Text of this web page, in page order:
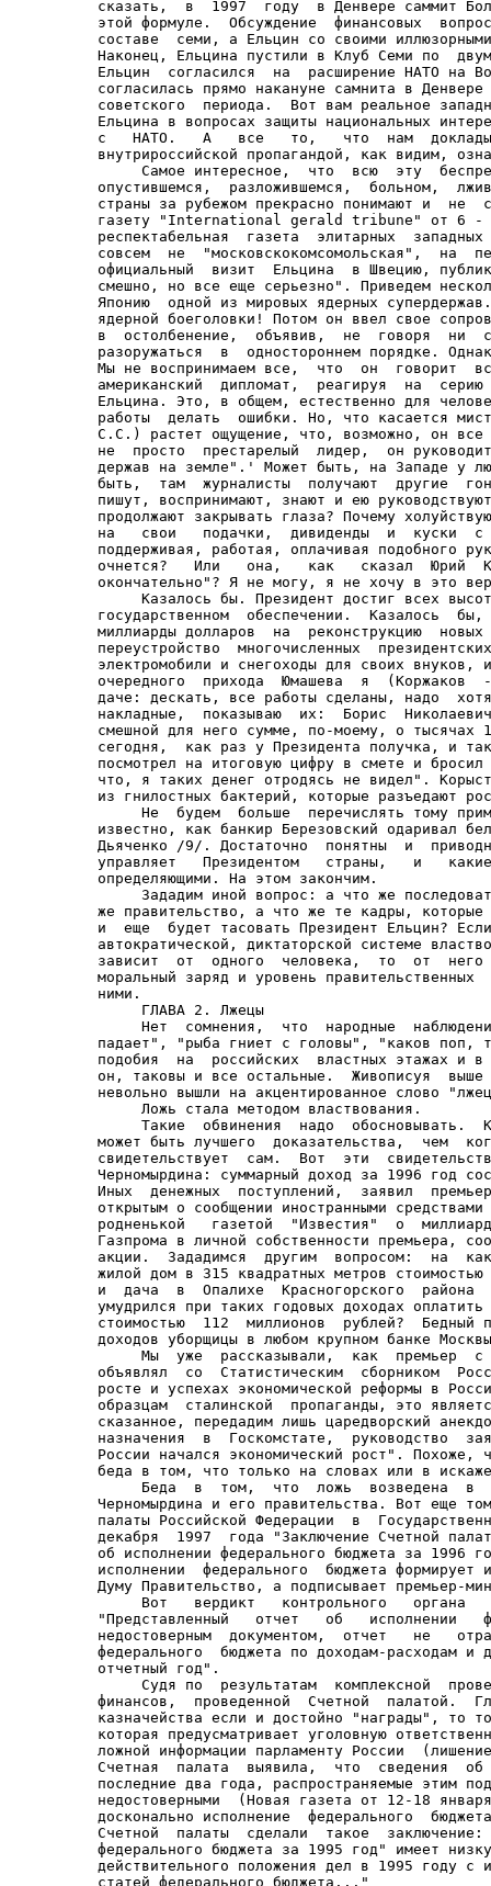
правительства. Вот еще тому свидетельство: письмо Счетной
палаты Российской Федерации  в  Государственную  Думу  N  01-1057/15  от  11
декабря  1997  года "Заключение Счетной палаты на проект федерального закона
об исполнении федерального бюджета за 1996 год" /16/. Поясним, что отчет  об
исполнении  федерального  бюджета формирует и представляет в Государственную
Думу Правительство, а подписывает премьер-министр Черномырдин.
     Вот   вердикт   контрольного   органа   -   Счетной   палаты    страны:
"Представленный   отчет   об   исполнении   федерального   бюджета  является
недостоверным  документом,  отчет   не   отражает   фактическое   исполнение
федерального  бюджета по доходам-расходам и дефициту федерального бюджета за
отчетный год".
     Судя по  результатам  комплексной  проверки  деятельности  Министерства
финансов,  проведенной  Счетной  палатой.  Главное  Управление  федерального
казначейства если и достойно "награды", то только в рамках статьи 287 УК РФ,
которая предусматривает уголовную ответственность за предоставление заведомо
ложной информации парламенту России  (лишение  свободы  сроком  до  5  лет).
Счетная  палата  выявила,  что  сведения  об  исполнении годовых бюджетов за
последние два года, распространяемые этим подразделением  Минфина,  являются
недостоверными  (Новая газета от 12-18 января 1998 г). В частности, проверив
досконально исполнение  федерального  бюджета  за  1995  год,  представители
Счетной  палаты  сделали  такое  заключение:  "Проект  закона "Об исполнении
федерального бюджета за 1995 год" имеет низкую достоверность и  не  отражает
действительного положения дел в 1995 году с исполнением доходных и расходных
статей федерального бюджета..."
     В  числе  прочих  "грешков  " - хранение средств федеральных органов на
депозитных счетах в коммерческих банках. Доходы  от  такого  "рационального"
использования госсредств в федеральный бюджет не поступали. И на сегодняшний
день ничего не изменилось. Предварительные проверки бюджета - 96 и бюджета -
97  фиксируют  все те же нарушения, искажения, ГУФК Минфина России вообще не
ведет бухгалтерского учета доходов и расходов федерального бюджета, а  также
государственных   внебюджетных  фондов  и  внебюджетных  средств  на  счетах
казначейства.  Фактически  учет  средств  федерального  бюджета  в   главной
бухгалтерии  по  операциям  федерального  казначейства ГУФК осуществляется в
произвольной форме, не определенной никакими нормативными документами.
     А как результат такой деятельности  правительства  -  никто  в  стране,
включая  Президента,  премьер-министра и прочих ответственных лиц, не знает,
сколько реально денег поступает в бюджет, куда и как они тратятся. По мнению
специалистов Счетной палаты, проверивших лишь то,  что  им  было  позволено:
"фальсификация  отчетных данных об исполнении федерального бюджета за 1995 и
1996 годы произведена в масштабах и  с  тонкостью,  не  имеющих  аналогов  в
истории экономического развития государства".
     Если перевести сухой бюрократический казенный язык на русский, то фраза
означает:  правительство  врет, врет сознательно, врет целенаправленно, врет
злоумышленно, врет за подписью Черномырдина. И смысл его лжи  заключается  в
единственном:  уйти, отмазаться от ответственности за провал бюджета. Провал
ведь был не только в 1996 году. Он произошел и в 1997 году.  Вся  история  с
попыткой  изобретенного  Чубайсом  секвестирования бюджета свидетельствует о
том же. Правительство, разваливая страну, демонстрируя  образцы  невежества,
неэффективности,  недееспособности,  одновременно стремится уйти от какой бы
то ни было ответственности.
     В чем заключалась затея Черномырдина и  Чубайса  при  попытке  объявить
секвестр,  то  есть  сокращение  расходов госбюджета 1997 года? Напомню, что
бюджет был принят в январе 1997 года по настоянию  самого  правительства  на
основе   его   же  официальной  программы  среднесрочного  экономического  и
социального развития России, на основе работы его экспертов,  министерств  и
институтов,   его   прогнозов,   его   расчетов.   Это   были  обязательства
правительства.
     Вместе с тем, напомнив анализ бюджетной политики, проведенной выше,  мы
с  вами  понимаем,  что  провал был неизбежен. Он и начал осуществляться. И,
понимая, что в конце  года  придется  отвечать  вновь  за  провал  бюджетных